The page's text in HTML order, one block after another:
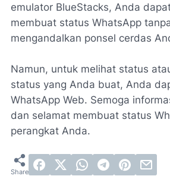
emulator BlueStacks, Anda
membuat status WhatsApp
mengandalkan ponsel cerdas
Namun, untuk melihat status
status yang Anda buat, Anda
WhatsApp Web. Semoga
dan selamat membuat status
perangkat Anda.